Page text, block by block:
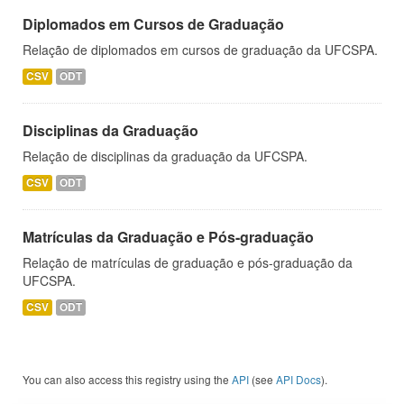
Diplomados em Cursos de Graduação
Relação de diplomados em cursos de graduação da UFCSPA.
CSV ODT
Disciplinas da Graduação
Relação de disciplinas da graduação da UFCSPA.
CSV ODT
Matrículas da Graduação e Pós-graduação
Relação de matrículas de graduação e pós-graduação da
UFCSPA.
CSV ODT
You can also access this registry using the API (see API Docs).